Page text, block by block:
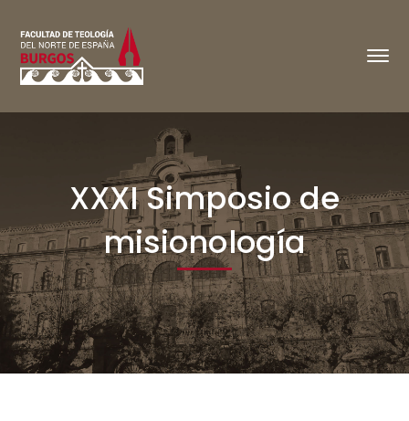
XXXI Simposio de
misionología